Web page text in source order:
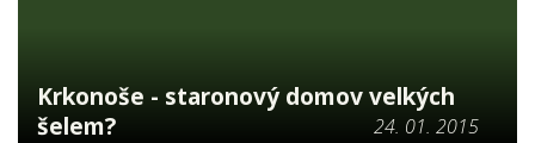
Krkonoše - staronový domov velkých
šelem?
24. 01. 2015